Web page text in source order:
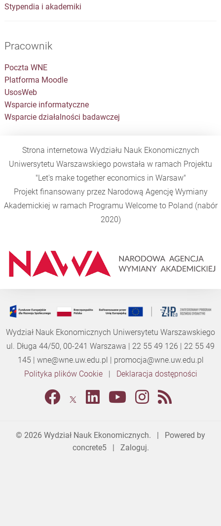
Stypendia i akademiki
Pracownik
Poczta WNE
Platforma Moodle
UsosWeb
Wsparcie informatyczne
Wsparcie działalności badawczej
Strona internetowa Wydziału Nauk Ekonomicznych
Uniwersytetu Warszawskiego powstała w ramach Projektu
"Let's make together economics in Warsaw"
Projekt finansowany przez Narodową Agencję Wymiany
Akademickiej w ramach Programu Welcome to Poland (nabór
2020)
Wydział Nauk Ekonomicznych Uniwersytetu Warszawskiego
ul. Długa 44/50, 00-241 Warszawa | 22 55 49 126 | 22 55 49
145 | wne@wne.uw.edu.pl
promocja@wne.uw.edu.pl
Polityka plików Cookie| Deklaracja dostępności
© 2026 Wydział Nauk Ekonomicznych. | Powered by
concrete5| Zaloguj.